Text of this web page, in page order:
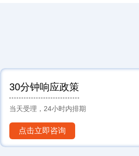
30分钟响应政策
当天受理，24小时内排期
点击立即咨询